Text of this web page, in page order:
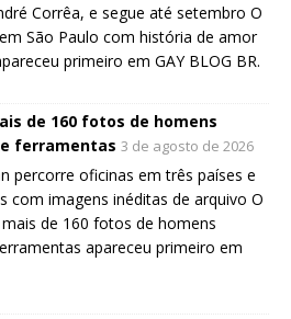
Corrêa, e segue até setembro O
São Paulo com história de amor
primeiro em GAY BLOG BR.
de 160 fotos de homens
ferramentas 3 de agosto de 2026
percorre oficinas em três países e
com imagens inéditas de arquivo O
mais de 160 fotos de homens
apareceu primeiro em